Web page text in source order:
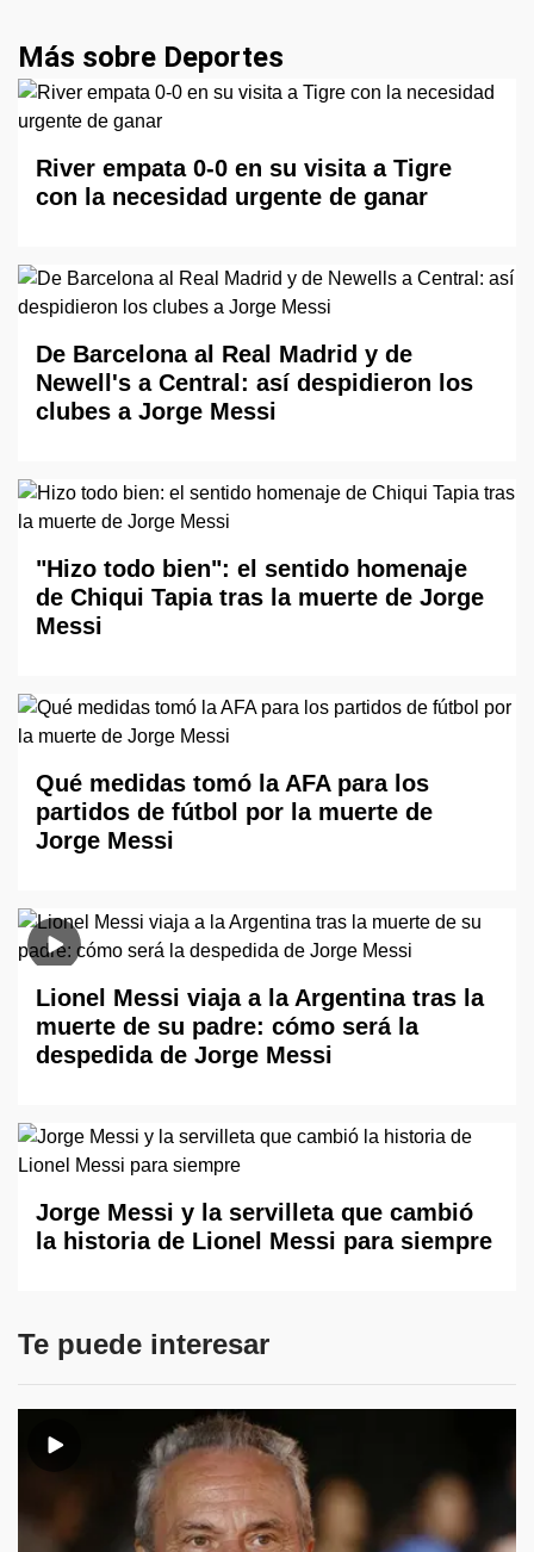
Más sobre Deportes
River empata 0-0 en su visita a Tigre
con la necesidad urgente de ganar
De Barcelona al Real Madrid y de
Newell's a Central: así despidieron los
clubes a Jorge Messi
"Hizo todo bien": el sentido homenaje
de Chiqui Tapia tras la muerte de Jorge
Messi
Qué medidas tomó la AFA para los
partidos de fútbol por la muerte de
Jorge Messi
Lionel Messi viaja a la Argentina tras la
muerte de su padre: cómo será la
despedida de Jorge Messi
Jorge Messi y la servilleta que cambió
la historia de Lionel Messi para siempre
Te puede interesar